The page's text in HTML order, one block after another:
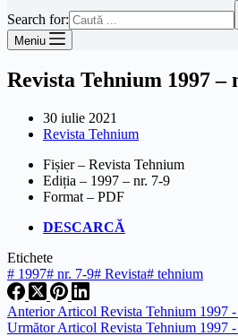
Search for:
Meniu
Revista Tehnium 1997 –
30 iulie 2021
Revista Tehnium
Fișier – Revista Tehnium
Ediția – 1997 – nr. 7-9
Format – PDF
DESCARCĂ
Etichete
# 1997# nr. 7-9# Revista# tehnium
AnteriorArticol Revista Tehnium 1997
UrmătorArticol Revista Tehnium 1997